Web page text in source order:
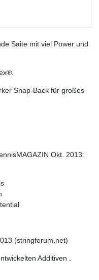
Saite mit viel Power und
Snap-Back für großes
Okt. 2013:
(stringforum.net)
Additiven .